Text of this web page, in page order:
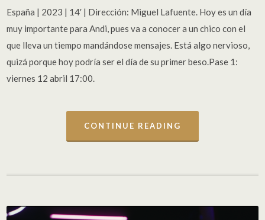
España | 2023 | 14′ | Dirección: Miguel Lafuente. Hoy es un día
muy importante para Andi, pues va a conocer a un chico con el
que lleva un tiempo mandándose mensajes. Está algo nervioso,
quizá porque hoy podría ser el día de su primer beso.Pase 1:
viernes 12 abril 17:00.
CONTINUE READING